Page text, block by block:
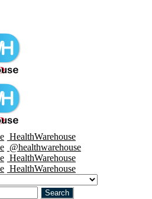
HealthWarehouse
@healthwarehouse
HealthWarehouse
HealthWarehouse